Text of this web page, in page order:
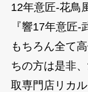
12年意匠-花鳥
『響17年意匠-
もちろん全て
ちの方は是非
取専門店リカ